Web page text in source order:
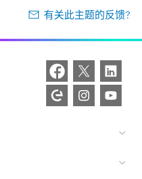
有关此主题的反馈?